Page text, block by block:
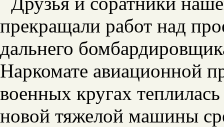
прекращали работ над
дальнего
Наркомате авиационной
военных кругах
новой тяжелой машины